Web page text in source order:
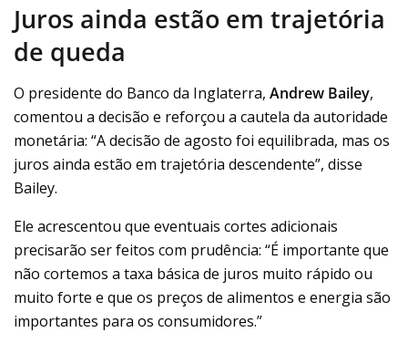
Juros ainda estão em trajetória
de queda
O presidente do Banco da Inglaterra, Andrew Bailey,
comentou a decisão e reforçou a cautela da autoridade
monetária: “A decisão de agosto foi equilibrada, mas os
juros ainda estão em trajetória descendente”, disse
Bailey.
Ele acrescentou que eventuais cortes adicionais
precisarão ser feitos com prudência: “É importante que
não cortemos a taxa básica de juros muito rápido ou
muito forte e que os preços de alimentos e energia são
importantes para os consumidores.”